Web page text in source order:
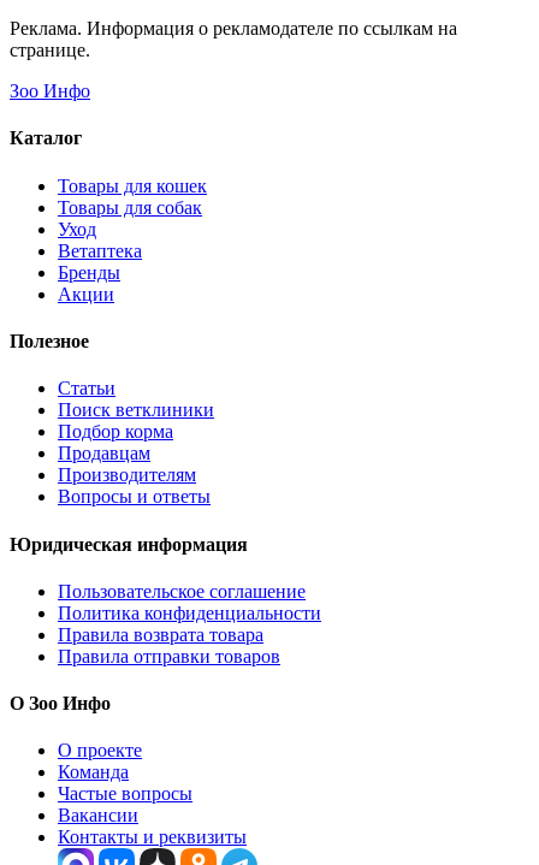
Реклама. Информация о рекламодателе по ссылкам на
странице.
Зоо Инфо
Каталог
Товары для кошек
Товары для собак
Уход
Ветаптека
Бренды
Акции
Полезное
Статьи
Поиск ветклиники
Подбор корма
Продавцам
Производителям
Вопросы и ответы
Юридическая информация
Пользовательское соглашение
Политика конфиденциальности
Правила возврата товара
Правила отправки товаров
О Зоо Инфо
О проекте
Команда
Частые вопросы
Вакансии
Контакты и реквизиты